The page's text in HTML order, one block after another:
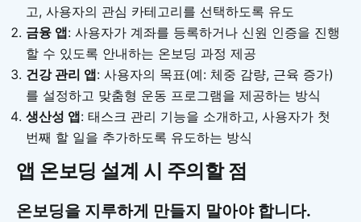
고, 사용자의 관심 카테고리를 선택하도록 유도
금융 앱: 사용자가 계좌를 등록하거나 신원 인증을 진행
할 수 있도록 안내하는 온보딩 과정 제공
건강 관리 앱: 사용자의 목표(예: 체중 감량, 근육 증가)
를 설정하고 맞춤형 운동 프로그램을 제공하는 방식
생산성 앱: 태스크 관리 기능을 소개하고, 사용자가 첫
번째 할 일을 추가하도록 유도하는 방식
앱 온보딩 설계 시 주의할 점
온보딩을 지루하게 만들지 말아야 합니다.